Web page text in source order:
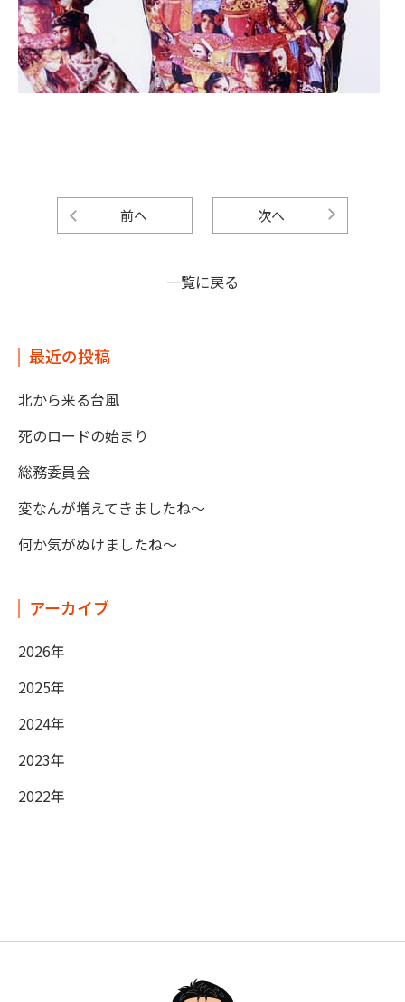
前へ 次へ
一覧に戻る
最近の投稿
北から来る台風
死のロードの始まり
総務委員会
変なんが増えてきましたね～
何か気がぬけましたね～
アーカイブ
2026年
2025年
2024年
2023年
2022年